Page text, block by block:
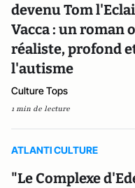
devenu Tom
Vacca : un roman
réaliste, profond
l'autisme
Culture Tops
1 min de lecture
ATLANTI CULTURE
"Le Complexe